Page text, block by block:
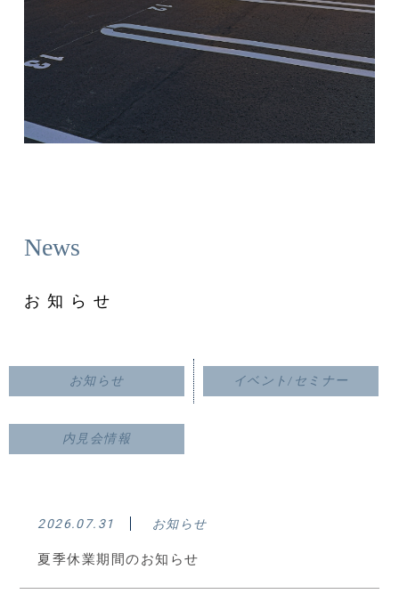
News
お知らせ
お知らせ イベント/セミナー
内見会情報
2026.07.31 お知らせ
夏季休業期間のお知らせ